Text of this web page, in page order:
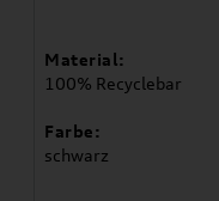
Material:
100% Recyclebar
Farbe:
schwarz